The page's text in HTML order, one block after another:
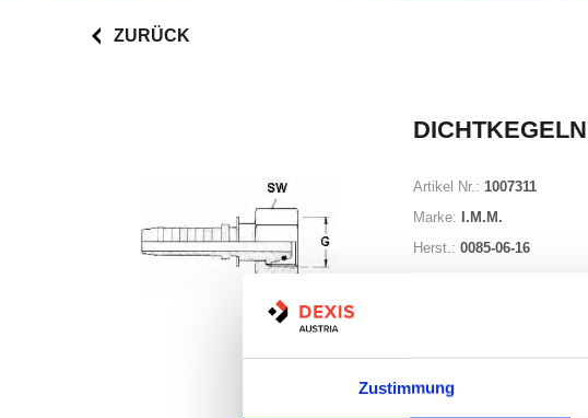
Zustimmung
ZURÜCK
Artikel Nr.: 1007311
Marke: I.M.M.
Herst.: 0085-06-16